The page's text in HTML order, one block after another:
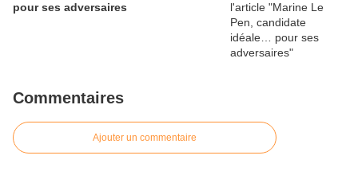
pour ses adversaires
Commentaires
Ajouter un commentaire